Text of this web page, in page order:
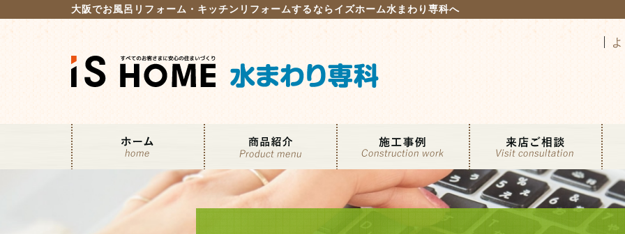
大阪でお風呂リフォーム・キッチンリフォームするならイズホーム水まわり専科へ